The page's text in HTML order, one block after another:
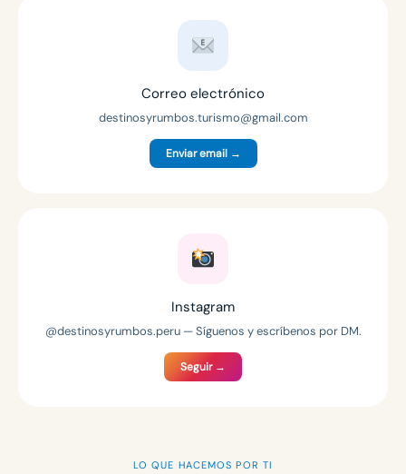
Correo electrónico
destinosyrumbos.turismo@gmail.com
Enviar email →
Instagram
@destinosyrumbos.peru — Síguenos y escríbenos por DM.
Seguir →
LO QUE HACEMOS POR TI